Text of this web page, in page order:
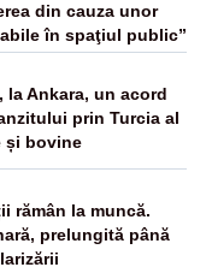
din cauza unor
în spaţiul public”
la Ankara, un acord
prin Turcia al
și bovine
rămân la muncă.
prelungită până